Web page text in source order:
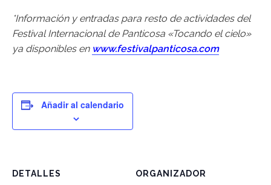
*Información y entradas para resto de actividades del
Festival Internacional de Panticosa «Tocando el cielo»
ya disponibles en www.festivalpanticosa.com
Añadir al calendario
DETALLES ORGANIZADOR